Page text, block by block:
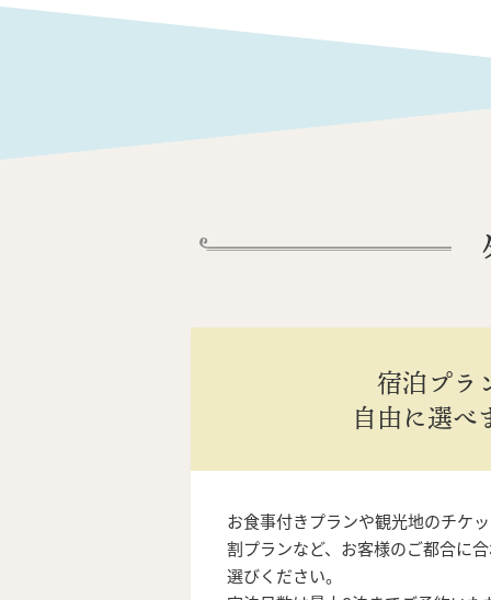
宿泊プラ
自由に選べ
お食事付きプランや観光地のチケ
割プランなど、お客様のご都合に
選びください。